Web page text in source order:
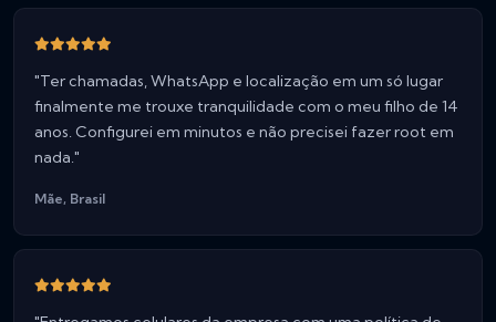
"Ter chamadas, WhatsApp e localização em um só lugar
finalmente me trouxe tranquilidade com o meu filho de 14
anos. Configurei em minutos e não precisei fazer root em
nada."
Mãe, Brasil